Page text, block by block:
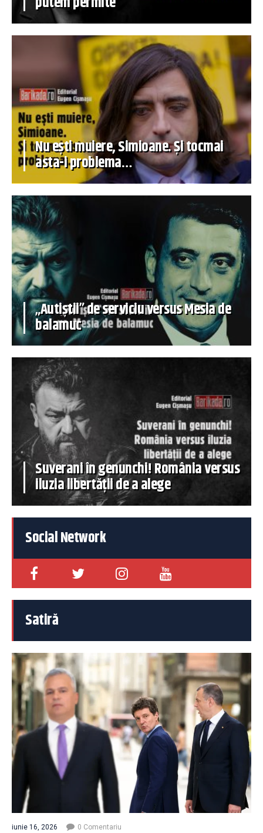
Nu ești muiere, Simioane. Și tocmai
asta-i problema…
„Autiștii” de serviciu versus Mesia de
balamuc
Suverani în genunchi! România versus
iluzia libertății de a alege
Social Network
Satiră
iunie 16, 2026 0 Comentariu